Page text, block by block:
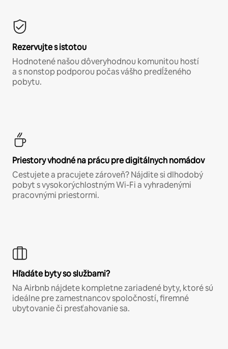
Rezervujte s istotou
Hodnotené našou dôveryhodnou komunitou hostí
a s nonstop podporou počas vášho predĺženého
pobytu.
Priestory vhodné na prácu pre digitálnych nomádov
Cestujete a pracujete zároveň? Nájdite si dlhodobý
pobyt s vysokorýchlostným Wi-Fi a vyhradenými
pracovnými priestormi.
Hľadáte byty so službami?
Na Airbnb nájdete kompletne zariadené byty, ktoré sú
ideálne pre zamestnancov spoločností, firemné
ubytovanie či presťahovanie sa.